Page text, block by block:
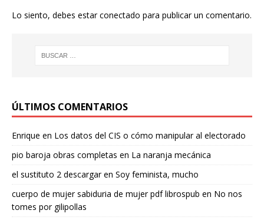
Lo siento, debes estarconectado para publicar un comentario.
ÚLTIMOS COMENTARIOS
Enrique en Los datos del CIS o cómo manipular al electorado
pio baroja obras completas en La naranja mecánica
el sustituto 2 descargaren Soy feminista, mucho
cuerpo de mujer sabiduria de mujer pdf librospub en No nos
tomes por gilipollas